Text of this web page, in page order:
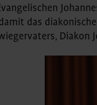
das
Diakon